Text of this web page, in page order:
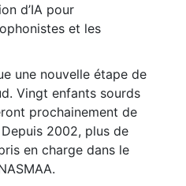
d’IA pour
et les
une nouvelle étape de
Vingt enfants sourds
prochainement de
2002, plus de
en charge dans le